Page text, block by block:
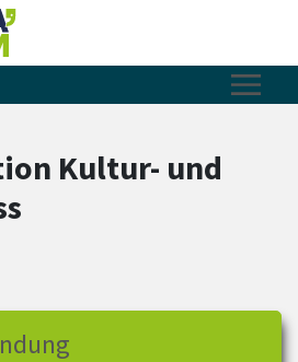
Kultur- und